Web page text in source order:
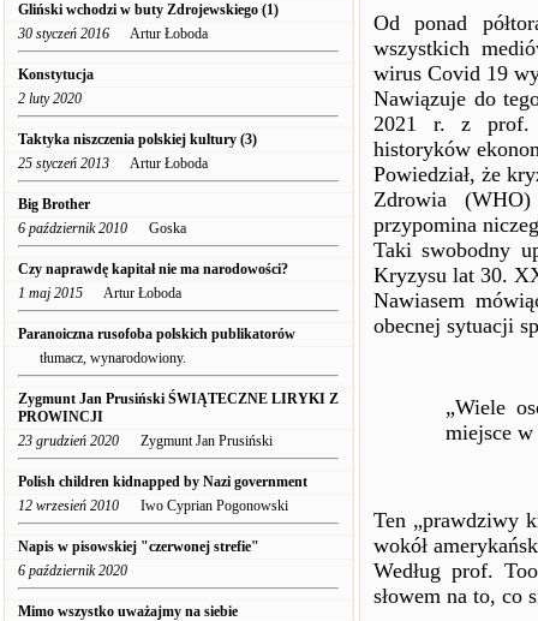
Gliński wchodzi w buty Zdrojewskiego (1)
30 styczeń 2016 Artur Łoboda
Konstytucja
2 luty 2020
Taktyka niszczenia polskiej kultury (3)
25 styczeń 2013 Artur Łoboda
Big Brother
6 październik 2010 Goska
Czy naprawdę kapitał nie ma narodowości?
1 maj 2015 Artur Łoboda
Paranoiczna rusofoba polskich publikatorów
tłumacz, wynarodowiony.
Zygmunt Jan Prusiński ŚWIĄTECZNE LIRYKI Z
PROWINCJI
23 grudzień 2020 Zygmunt Jan Prusiński
Polish children kidnapped by Nazi government
12 wrzesień 2010 Iwo Cyprian Pogonowski
Napis w pisowskiej "czerwonej strefie"
6 październik 2020
Mimo wszystko uważajmy na siebie
Od ponad
wszystkich
wirus Covid 19
Nawiązuje do
2021 r. z prof.
historyków
Powiedział, że
Zdrowia
przypomina
Taki swobodny
Kryzysu lat 30.
Nawiasem
obecnej sytuacji
„Wiele
miejsce w
Ten „prawdziwy
wokół
Według prof.
słowem na to, co